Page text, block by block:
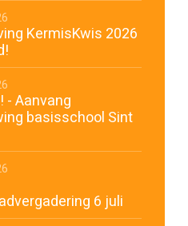
KermisKwis 2026
- Aanvang
basisschool Sint
6 juli